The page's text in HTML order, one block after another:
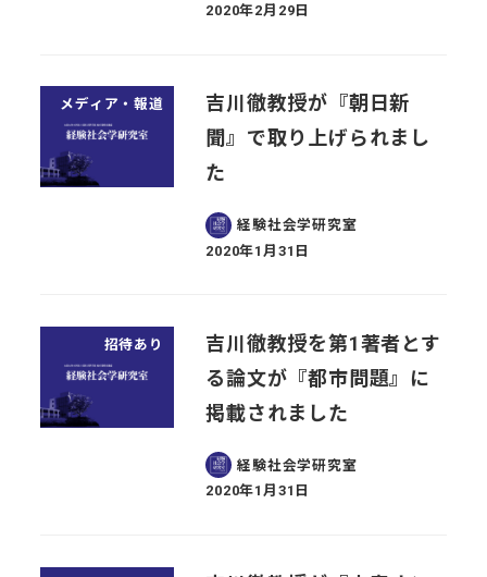
投稿日
2020年2月29日
メディア・報道
吉川徹教授が『朝日新
聞』で取り上げられまし
た
経験社会学研究室
投稿日
2020年1月31日
招待あり
吉川徹教授を第1著者とす
る論文が『都市問題』に
掲載されました
経験社会学研究室
投稿日
2020年1月31日